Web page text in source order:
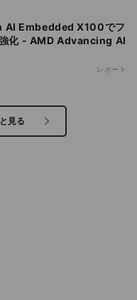
AI Embedded X100でフ
化 - AMD Advancing AI
レポート
見る